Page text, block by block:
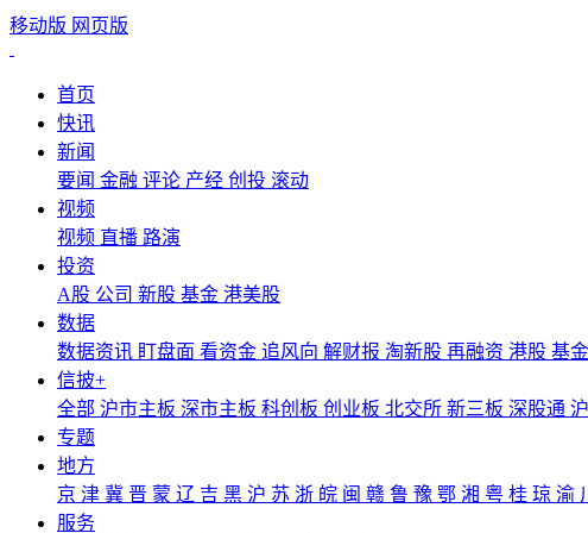
移动版 网页版
首页
快讯
新闻
要闻 金融 评论 产经 创投 滚动
视频
视频 直播 路演
投资
A股 公司 新股 基金 港美股
数据
数据资讯 盯盘面 看资金 追风向 解财报 淘新股 再融资 港股 基金
信披+
全部 沪市主板 深市主板 科创板 创业板 北交所 新三板 深股通
专题
地方
京 津 冀 晋 蒙 辽 吉 黑 沪 苏 浙 皖 闽 赣 鲁 豫 鄂 湘 粤 桂 琼 渝
服务